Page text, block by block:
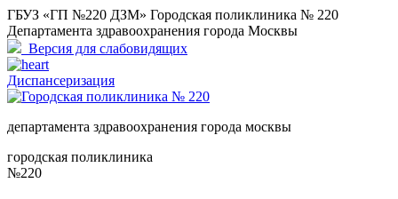
ГБУЗ «ГП №220 ДЗМ» Городская поликлиника № 220
Департамента здравоохранения города Москвы
Версия для слабовидящих
Диспансеризация
департамента здравоохранения города москвы
городская поликлиника
№220